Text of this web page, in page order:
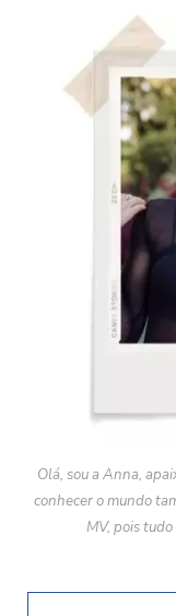
Olá, sou a Anna,
conhecer o mundo
MV, pois